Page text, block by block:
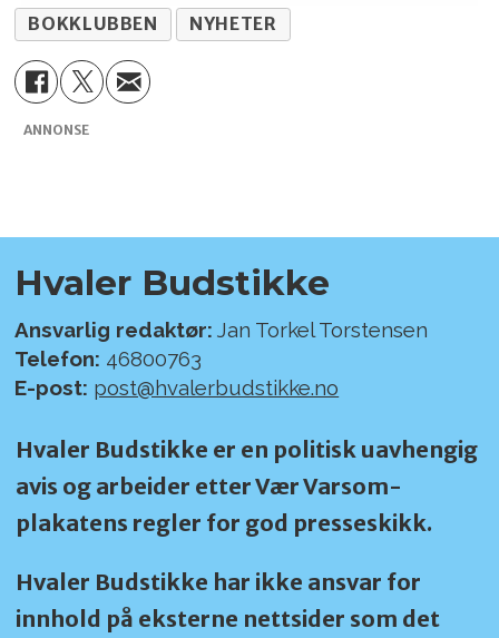
BOKKLUBBEN NYHETER
ANNONSE
Hvaler Budstikke
Ansvarlig redaktør: Jan Torkel Torstensen
Telefon: 46800763
E-post: post@hvalerbudstikke.no
Hvaler Budstikke er en politisk uavhengig
avis og arbeider etter Vær Varsom-
plakatens regler for god presseskikk.
Hvaler Budstikke har ikke ansvar for
innhold på eksterne nettsider som det